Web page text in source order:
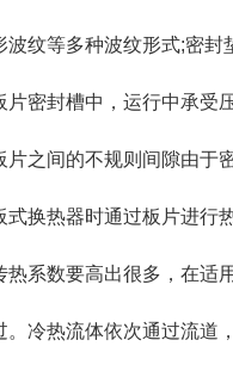
纹等多种波纹形式;密
密封槽中，运行中承受
之间的不规则间隙由于
换热器时通过板片进行
系数要高出很多，在适
冷热流体依次通过流道